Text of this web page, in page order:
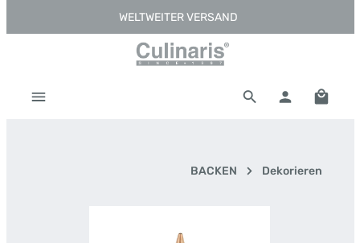
Zum Hauptinhalt springenWELTWEITER VERSAND
BACKEN Dekorieren